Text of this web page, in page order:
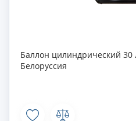
Баллон цилиндрический 30
Белоруссия